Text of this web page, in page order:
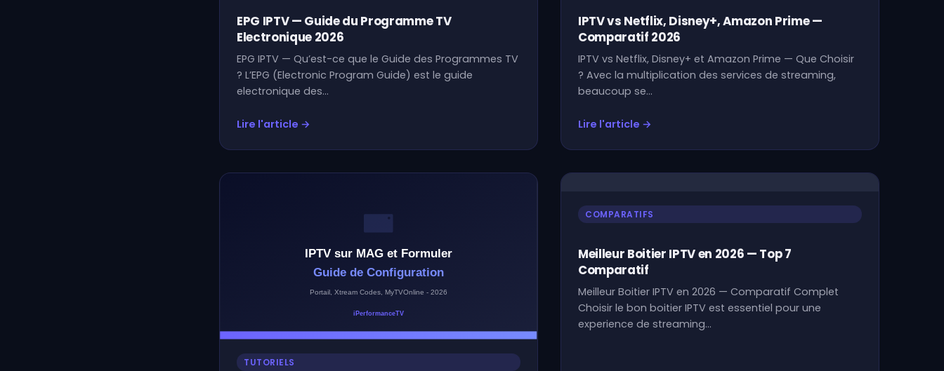
EPG IPTV — Guide du Programme TV
Electronique 2026
EPG IPTV — Qu’est-ce que le Guide des Programmes TV
? L’EPG (Electronic Program Guide) est le guide
electronique des…
Lire l'article →
IPTV vs Netflix, Disney+, Amazon Prime —
Comparatif 2026
IPTV vs Netflix, Disney+ et Amazon Prime — Que Choisir
? Avec la multiplication des services de streaming,
beaucoup se…
Lire l'article →
TUTORIELS
COMPARATIFS
Meilleur Boitier IPTV en 2026 — Top 7
Comparatif
Meilleur Boitier IPTV en 2026 — Comparatif Complet
Choisir le bon boitier IPTV est essentiel pour une
experience de streaming…